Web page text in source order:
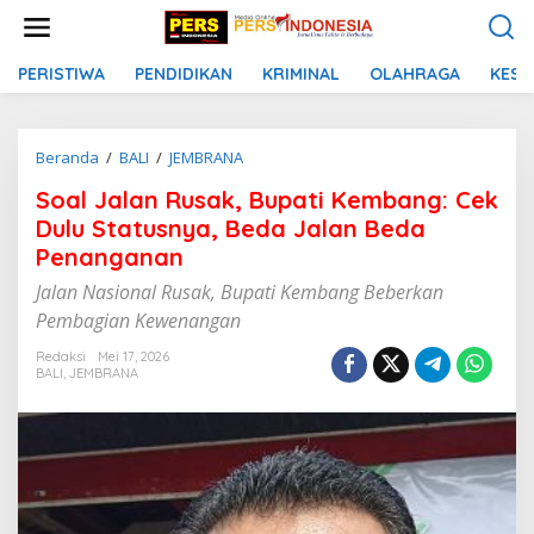
t
PERISTIWA PENDIDIKAN KRIMINAL OLAHRAGA
Beranda / BALI / JEMBRANA
a
l
J
l
a
a
k
,
B
u
p
Soal Jalan Rusak, Bupati Kembang: Cek
Dulu Statusnya, Beda Jalan Beda
Penanganan
Jalan Nasional Rusak, Bupati Kembang Beberkan
Pembagian Kewenangan
Redaksi
Mei 17, 2026
BALI, JEMBRANA